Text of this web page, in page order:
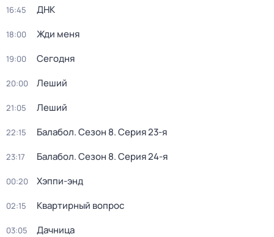
16:45 ДНК
18:00 Жди меня
19:00 Сегодня
20:00 Леший
21:05 Леший
22:15 Балабол. Сезон 8. Серия 23-я
23:17 Балабол. Сезон 8. Серия 24-я
00:20 Хэппи-энд
02:15 Квартирный вопрос
03:05 Дачница